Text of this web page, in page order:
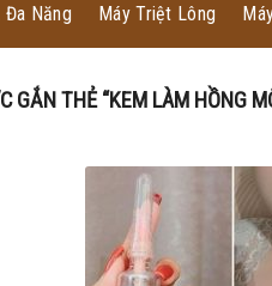
Đa Năng Máy Triệt Lông
GẮN THẺ “KEM LÀM HỒNG